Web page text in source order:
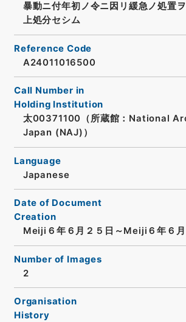
暴動ニ付年初ノ令ニ因リ緩急ノ処置
上処分セシム
Reference Code
A24011016500
Call Number in
Holding Institution
太00371100（所蔵館：National
Japan (NAJ)）
Language
Japanese
Date of Document
Creation
Meiji６年６月２５日～Meiji６年６月
Number of Images
2
Organisation
History